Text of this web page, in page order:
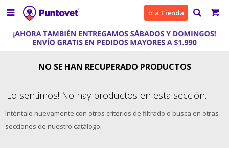
 Ir a Tienda
NO SE HAN RECUPERADO PRODUCTOS
¡Lo sentimos! No hay productos en esta sección.
Inténtalo nuevamente con otros criterios de filtrado o busca en otras
secciones de nuestro catálogo.